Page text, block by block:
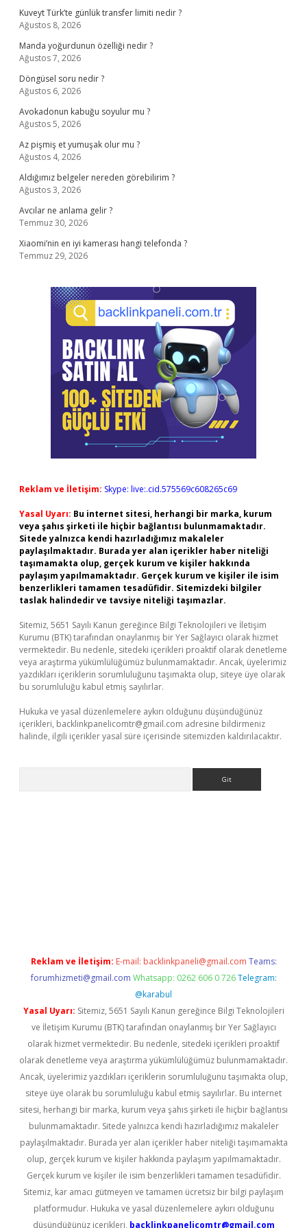
Kuveyt Türk’te günlük transfer limiti nedir ?
Ağustos 8, 2026
Manda yoğurdunun özelliği nedir ?
Ağustos 7, 2026
Döngüsel soru nedir ?
Ağustos 6, 2026
Avokadonun kabuğu soyulur mu ?
Ağustos 5, 2026
Az pişmiş et yumuşak olur mu ?
Ağustos 4, 2026
Aldığımız belgeler nereden görebilirim ?
Ağustos 3, 2026
Avcılar ne anlama gelir ?
Temmuz 30, 2026
Xiaomi’nin en iyi kamerası hangi telefonda ?
Temmuz 29, 2026
Reklam ve İletişim: Skype: live:.cid.575569c608265c69
Yasal Uyarı: Bu internet sitesi, herhangi bir marka, kurum
veya şahıs şirketi ile hiçbir bağlantısı bulunmamaktadır.
Sitede yalnızca kendi hazırladığımız makaleler
paylaşılmaktadır. Burada yer alan içerikler haber niteliği
taşımamakta olup, gerçek kurum ve kişiler hakkında
paylaşım yapılmamaktadır. Gerçek kurum ve kişiler ile isim
benzerlikleri tamamen tesadüfidir. Sitemizdeki bilgiler
taslak halindedir ve tavsiye niteliği taşımazlar.
Sitemiz, 5651 Sayılı Kanun gereğince Bilgi Teknolojileri ve İletişim
Kurumu (BTK) tarafından onaylanmış bir Yer Sağlayıcı olarak hizmet
vermektedir. Bu nedenle, sitedeki içerikleri proaktif olarak denetleme
veya araştırma yükümlülüğümüz bulunmamaktadır. Ancak, üyelerimiz
yazdıkları içeriklerin sorumluluğunu taşımakta olup, siteye üye olarak
bu sorumluluğu kabul etmiş sayılırlar.
Hukuka ve yasal düzenlemelere aykırı olduğunu düşündüğünüz
içerikleri, backlinkpanelicomtr@gmail.com adresine bildirmeniz
halinde, ilgili içerikler yasal süre içerisinde sitemizden kaldırılacaktır.
Reklam ve İletişim: E-mail: backlinkpaneli@gmail.com Teams:
forumhizmeti@gmail.com Whatsapp: 0262 606 0 726 Telegram:
@karabul
Yasal Uyarı: Sitemiz, 5651 Sayılı Kanun gereğince Bilgi Teknolojileri
ve İletişim Kurumu (BTK) tarafından onaylanmış bir Yer Sağlayıcı
olarak hizmet vermektedir. Bu nedenle, sitedeki içerikleri proaktif
olarak denetleme veya araştırma yükümlülüğümüz bulunmamaktadır.
Ancak, üyelerimiz yazdıkları içeriklerin sorumluluğunu taşımakta olup,
siteye üye olarak bu sorumluluğu kabul etmiş sayılırlar. Bu internet
sitesi, herhangi bir marka, kurum veya şahıs şirketi ile hiçbir bağlantısı
bulunmamaktadır. Sitede yalnızca kendi hazırladığımız makaleler
paylaşılmaktadır. Burada yer alan içerikler haber niteliği taşımamakta
olup, gerçek kurum ve kişiler hakkında paylaşım yapılmamaktadır.
Gerçek kurum ve kişiler ile isim benzerlikleri tamamen tesadüfidir.
Sitemiz, kar amacı gütmeyen ve tamamen ücretsiz bir bilgi paylaşım
platformudur. Hukuka ve yasal düzenlemelere aykırı olduğunu
düşündüğünüz içerikleri, backlinkpanelicomtr@gmail.com